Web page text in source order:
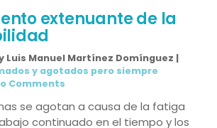
extenuante de la
Luis Manuel Martínez Domínguez |
y agotados pero siempre
Comments
se agotan a causa de la fatiga
continuado en el tiempo y los